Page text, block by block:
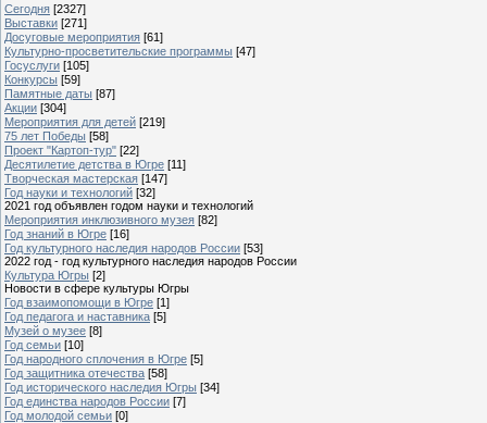
Сегодня [2327]
Выставки [271]
Досуговые мероприятия [61]
Культурно-просветительские программы [47]
Госуслуги [105]
Конкурсы [59]
Памятные даты [87]
Акции [304]
Мероприятия для детей [219]
75 лет Победы [58]
Проект "Картоп-тур" [22]
Десятилетие детства в Югре [11]
Творческая мастерская [147]
Год науки и технологий [32]
2021 год объявлен годом науки и технологий
Мероприятия инклюзивного музея [82]
Год знаний в Югре [16]
Год культурного наследия народов России [53]
2022 год - год культурного наследия народов России
Культура Югры [2]
Новости в сфере культуры Югры
Год взаимопомощи в Югре [1]
Год педагога и наставника [5]
Музей о музее [8]
Год семьи [10]
Год народного сплочения в Югре [5]
Год защитника отечества [58]
Год исторического наследия Югры [34]
Год единства народов России [7]
Год молодой семьи [0]